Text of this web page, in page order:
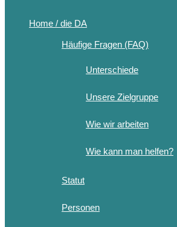
Home / die DA
Häufige Fragen (FAQ)
Unterschiede
Unsere Zielgruppe
Wie wir arbeiten
Wie kann man helfen?
Statut
Personen